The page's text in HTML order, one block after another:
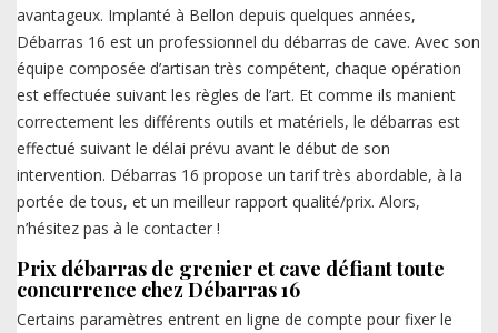
avantageux. Implanté à Bellon depuis quelques années,
Débarras 16 est un professionnel du débarras de cave. Avec son
équipe composée d’artisan très compétent, chaque opération
est effectuée suivant les règles de l’art. Et comme ils manient
correctement les différents outils et matériels, le débarras est
effectué suivant le délai prévu avant le début de son
intervention. Débarras 16 propose un tarif très abordable, à la
portée de tous, et un meilleur rapport qualité/prix. Alors,
n’hésitez pas à le contacter !
Prix débarras de grenier et cave défiant toute
concurrence chez Débarras 16
Certains paramètres entrent en ligne de compte pour fixer le